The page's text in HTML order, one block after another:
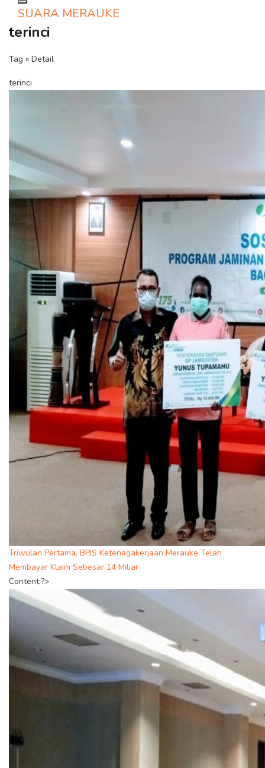
Toggle navigation
SUARA MERAUKE
terinci
Tag » Detail
terinci
Triwulan Pertama, BPJS Ketenagakerjaan Merauke Telah
Membayar Klaim Sebesar 14 Miliar
Content;?>